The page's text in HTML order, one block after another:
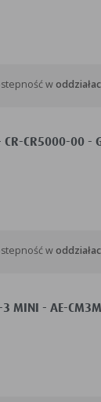
w
CR-CR5000-00 -
w
3 MINI - AE-